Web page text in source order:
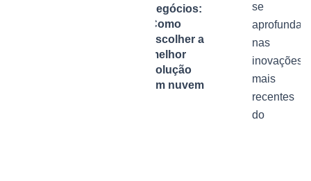
negócios:
Como
escolher a
melhor
solução
em nuvem
se
aprofundar
nas
inovações
mais
recentes
do